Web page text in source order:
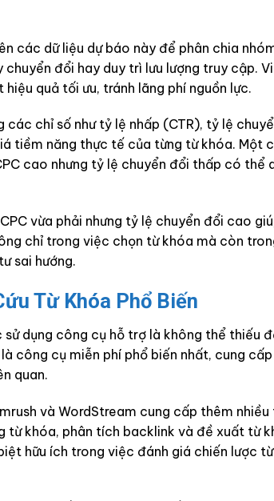
các dữ liệu dự báo này để phân chia
đổi hay duy trì lưu lượng truy cập.
quả tối ưu, tránh lãng phí nguồn lực.
các chỉ số như tỷ lệ nhấp (CTR), tỷ lệ
tiềm năng thực tế của từng từ khóa. Một
cao nhưng tỷ lệ chuyển đổi thấp có thể
vừa phải nhưng tỷ lệ chuyển đổi cao
chỉ trong việc chọn từ khóa mà còn
sai hướng.
Từ Khóa Phổ Biến
sử dụng công cụ hỗ trợ là không thể thiếu
công cụ miễn phí phổ biến nhất, cung
quan.
và WordStream cung cấp thêm nhiều
từ khóa, phân tích backlink và đề xuất từ
hữu ích trong việc đánh giá chiến lược